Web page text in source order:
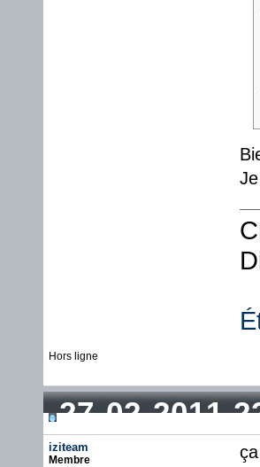
Hors ligne
27-02-2011
iziteam
Membre